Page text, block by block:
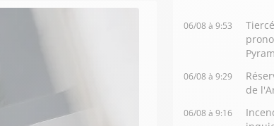
06/08 à 9:53
06/08 à 9:29
de
06/08 à 9:16